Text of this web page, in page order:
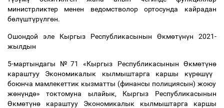
министрликтер менен ведомстволор ортосунда кайрадан
бөлүштүрүлгөн.
Ошондой эле Кыргыз Республикасынын Өкмөтүнүн 2021-
жылдын
5-мартындагы №71 «Кыргыз Республикасынын Өкмөтүнө
караштуу Экономикалык кылмыштарга каршы күрөшүү
боюнча мамлекеттик кызматты (финансы полициясын) жоюу
жөнүндө» токтомуна ылайык, Кыргыз Республикасынын
Өкмөтүнө караштуу Экономикалык кылмыштарга каршы